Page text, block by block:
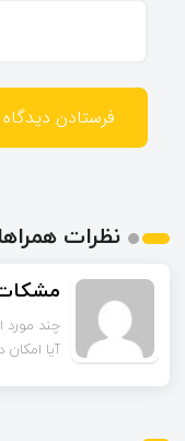
نظرات
چند مورد
آیا امکان